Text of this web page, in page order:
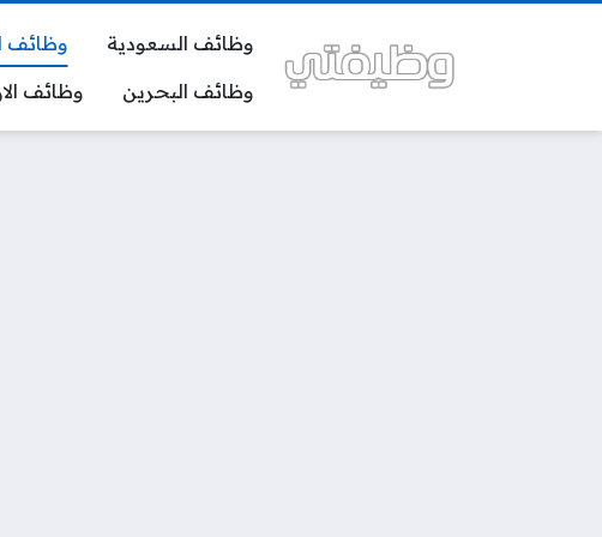
وظائف السعودية وظائف
وظائف البحرين
وظائف